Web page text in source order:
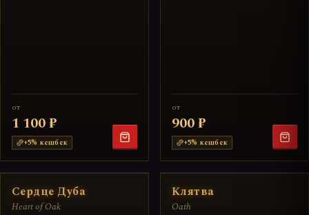
от
1 100 ₽
+5% кешбек
от
900 ₽
+5% кешбек
Сердце Дуба
Heart of Oak
Клятва
Oath